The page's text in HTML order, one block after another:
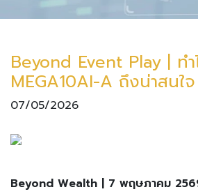
Beyond Event Play | ท
MEGA10AI-A ถึงน่าสนใ
07/05/2026
Beyond Wealth | 7 พฤษภาคม